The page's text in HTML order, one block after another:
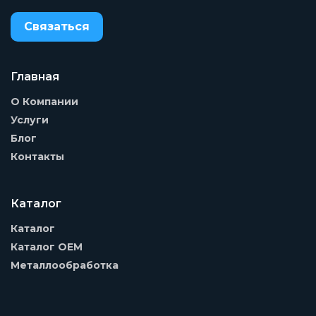
Связаться
Главная
О Компании
Услуги
Блог
Контакты
Каталог
Каталог
Каталог OEM
Металлообработка